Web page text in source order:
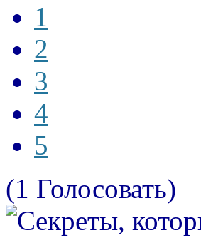
1
2
3
4
5
(1 Голосовать)